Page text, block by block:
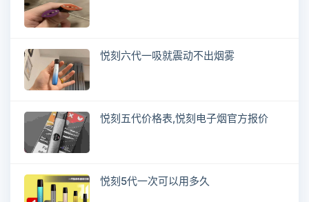
悦刻六代一吸就震动不出烟雾
悦刻五代价格表,悦刻电子烟官方报价
悦刻5代一次可以用多久